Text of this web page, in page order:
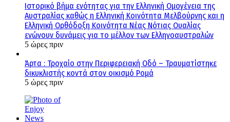
Ιστορικό βήμα ενότητας για την Ελληνική Ομογένεια της
Αυστραλίας καθώς η Ελληνική Κοινότητα Μελβούρνης και η
Ελληνική Ορθόδοξη Κοινότητα Νέας Νότιας Ουαλίας
ενώνουν δυνάμεις για το μέλλον των Ελληνοαυστραλών
5 ώρες πριν
Άρτα : Τροχαίο στην Περιφερειακή Οδό – Τραυματίστηκε
δικυκλιστής κοντά στον οικισμό Ρομά
5 ώρες πριν